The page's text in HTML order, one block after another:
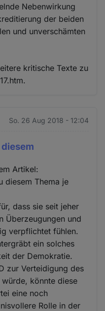
Nebenwirkung
der beiden
und unverschämten
kritische Texte zu
So. 26 Aug 2018 - 12:04
Artikel:
diesem Thema je
dass sie seit jeher
Überzeugungen und
verpflichtet fühlen.
ein solches
der Demokratie.
zur Verteidigung des
könnte diese
eine noch
Rolle in der